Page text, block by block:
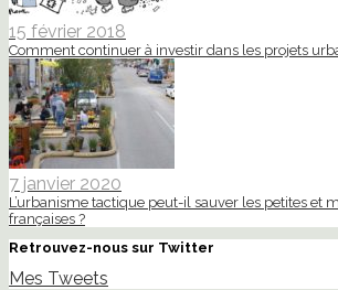
15 février 2018
Comment continuer à investir dans les projets
7 janvier 2020
L’urbanisme tactique peut-il sauver les petites et
françaises ?
Retrouvez-nous sur Twitter
Mes Tweets